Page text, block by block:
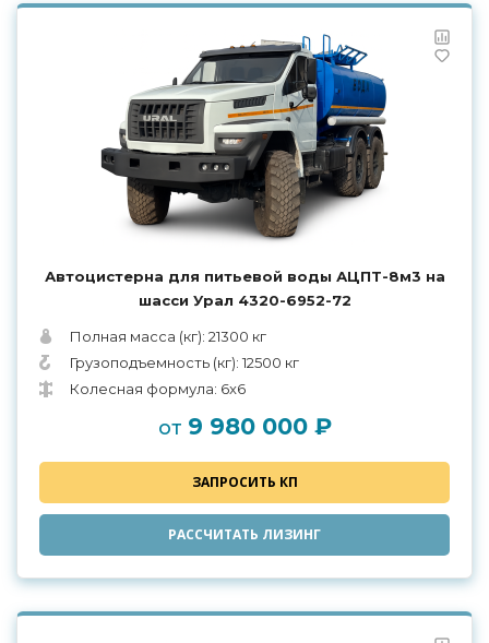
Автоцистерна для питьевой воды АЦПТ-8м3 на
шасси Урал 4320-6952-72
Полная масса (кг): 21300 кг
Грузоподъемность (кг): 12500 кг
Колесная формула: 6x6
от 9 980 000 ₽
ЗАПРОСИТЬ КП
РАССЧИТАТЬ ЛИЗИНГ